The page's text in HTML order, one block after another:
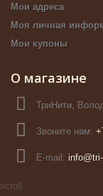
Мои адреса
Моя личная
Мои купоны
О магазине
ТриНити,
Звоните нам:
E-mail:
scroll